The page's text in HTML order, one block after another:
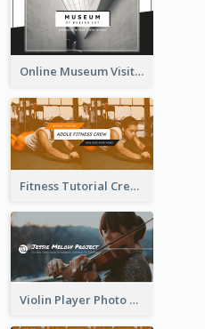
Online Museum Visiting Art YouTube Channel Art
Fitness Tutorial Crew Sports YouTube Channel Art
Violin Player Photo Classic Music YouTube Channel Art